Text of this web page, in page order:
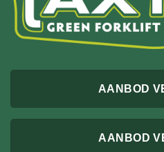
AANBOD
AANBOD